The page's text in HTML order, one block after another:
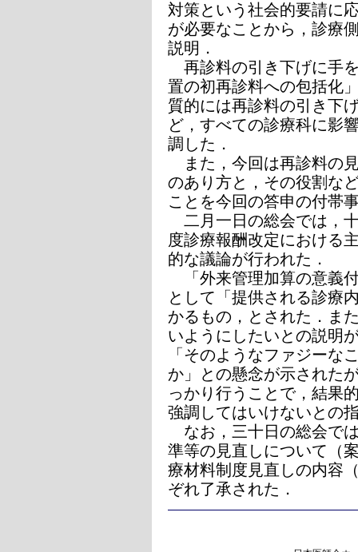
対策という社会的要請に
が必要なことから，診療
説明．
再診料の引き下げに手
置の初再診料への包括化
質的には再診料の引き下
ど，すべての診療科に影
調した．
また，今回は再診料の
のあり方と，その役割な
ことを今回の答申の付帯
二月一日の総会では，
度診療報酬改定における
的な議論が行われた．
「外来管理加算の意義
として「提供される診療
かるもの，とされた．ま
いようにしたいとの説明
「そのようなファジーな
か」との懸念が示された
っかり行うことで，結果
強調してはいけないとの
なお，三十日の総会で
準等の見直しについて（
療材料制度見直しの内容
ぞれ了承された．